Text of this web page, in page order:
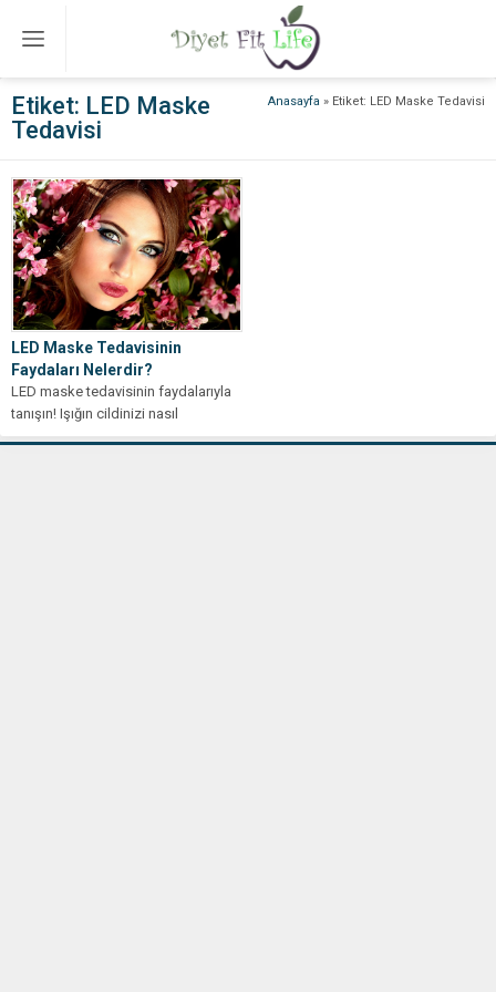
Anasayfa » Etiket: LED Maske Tedavisi
Etiket: LED Maske
Tedavisi
LED Maske Tedavisinin
Faydaları Nelerdir?
LED maske tedavisinin faydalarıyla
tanışın! Işığın cildinizi nasıl
canlandırdığını ve sağlıklı bir